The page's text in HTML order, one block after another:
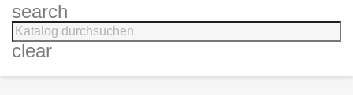
search
clear